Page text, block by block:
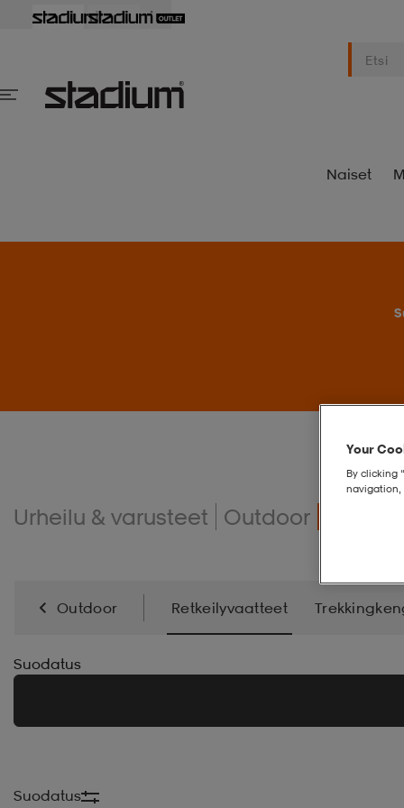
Naiset
Urheilu & varusteet Outdoor
Outdoor Retkeilyvaatteet
Makuupussit & Ilmapatjat
Suodatus
Suodatus
Your
By clicking
navigation,